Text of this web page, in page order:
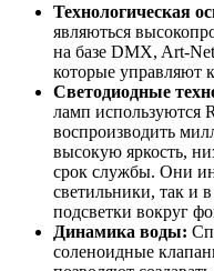
Технологическая
являються
на базе DMX, Art-
которые управляют
Светодиодные
ламп используются
воспроизводить
высокую яркость,
срок службы. Они
светильники, так и
подсветки вокруг
Динамика воды:
соленоидные